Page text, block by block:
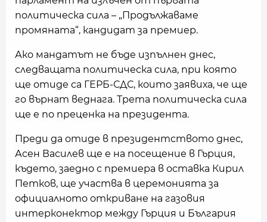
политическа сила – „Продължаваме
промяната“, кандидат за премиер.
Ако мандатът не бъде изпълнен днес,
следващата политическа сила, при която
ще отиде са ГЕРБ-СДС, които заявиха, че ще
го върнат веднага. Трета политическа сила
ще е по преценка на президента.
Преди да отиде в президентството днес,
Асен Василев ще е на посещение в Гърция,
където, заедно с премиера в оставка Кирил
Петков, ще участва в церемонията за
официалното откриване на газовия
интерконектор между Гърция и България